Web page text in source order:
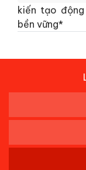
kiến tạo
bền vững*